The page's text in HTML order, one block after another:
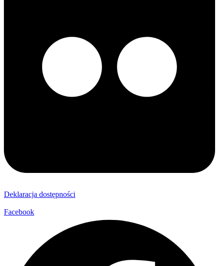
Deklaracja dostępności
Facebook